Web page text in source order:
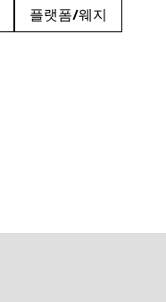
플랫폼/웨지